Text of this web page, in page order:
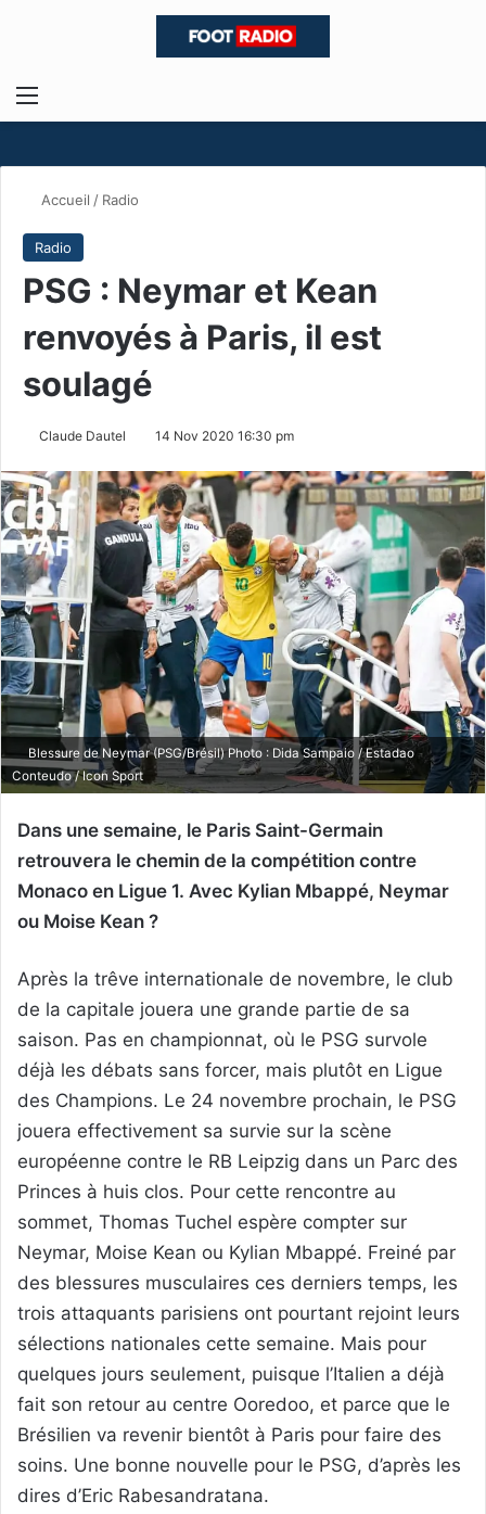
Menu
Accueil / Radio
Radio
PSG : Neymar et Kean
renvoyés à Paris, il est
soulagé
Claude Dautel 14 Nov 2020 16:30 pm
Blessure de Neymar (PSG/Brésil) Photo : Dida Sampaio / Estadao
Conteudo / Icon Sport
Dans une semaine, le Paris Saint-Germain
retrouvera le chemin de la compétition contre
Monaco en Ligue 1. Avec Kylian Mbappé, Neymar
ou Moise Kean ?
Après la trêve internationale de novembre, le club
de la capitale jouera une grande partie de sa
saison. Pas en championnat, où le PSG survole
déjà les débats sans forcer, mais plutôt en Ligue
des Champions. Le 24 novembre prochain, le PSG
jouera effectivement sa survie sur la scène
européenne contre le RB Leipzig dans un Parc des
Princes à huis clos. Pour cette rencontre au
sommet, Thomas Tuchel espère compter sur
Neymar, Moise Kean ou Kylian Mbappé. Freiné par
des blessures musculaires ces derniers temps, les
trois attaquants parisiens ont pourtant rejoint leurs
sélections nationales cette semaine. Mais pour
quelques jours seulement, puisque l’Italien a déjà
fait son retour au centre Ooredoo, et parce que le
Brésilien va revenir bientôt à Paris pour faire des
soins. Une bonne nouvelle pour le PSG, d’après les
dires d’Eric Rabesandratana.